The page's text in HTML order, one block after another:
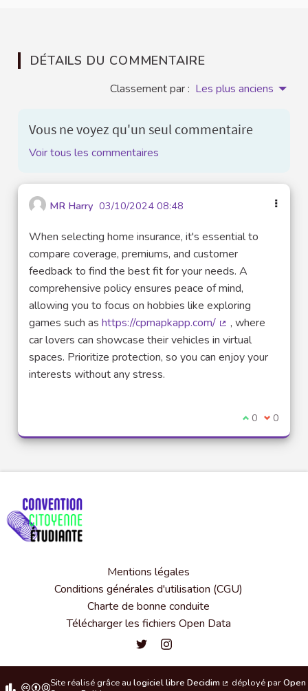
DÉTAILS DU COMMENTAIRE
Classement par : Les plus anciens
Vous ne voyez qu'un seul commentaire
Voir tous les commentaires
MR Harry 03/10/2024 08:48
When selecting home insurance, it's essential to
compare coverage, premiums, and customer
feedback to find the best fit for your needs. A
comprehensive policy ensures peace of mind,
allowing you to focus on hobbies like exploring
games such as https://cpmapkapp.com/
(Lien externe)
, where
car lovers can showcase their vehicles in virtual
spaces. Prioritize protection, so you can enjoy your
interests without any stress.
Je suis
0 Je ne
0
Mentions légales
Conditions générales d'utilisation (CGU)
Charte de bonne conduite
Télécharger les fichiers Open Data
Convention citoyenne étudiante
Convention citoyenne
Site réalisé grâce au logiciel libre Decidim déployé parOpen